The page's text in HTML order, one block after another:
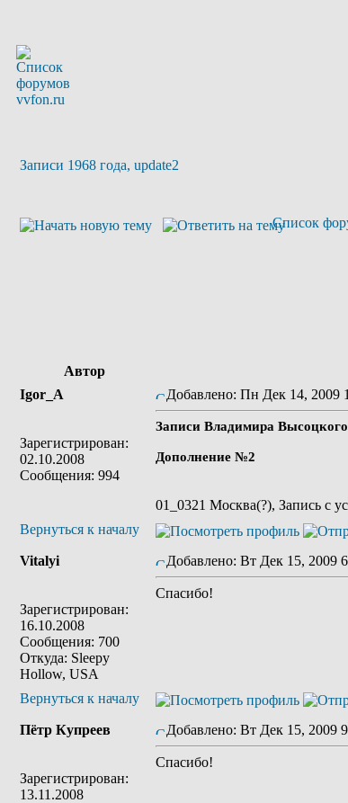
Записи 1968 года, update2
Список
Автор
Igor_A
Зарегистрирован:
02.10.2008
Сообщения: 994
Добавлено: Пн Дек 14, 2009
Записи Владимира Высоцкого
Дополнение №2
01_0321 Москва(?), Запись с
Вернуться к началу
Vitalyi
Зарегистрирован:
16.10.2008
Сообщения: 700
Откуда: Sleepy
Hollow, USA
Добавлено: Вт Дек 15, 2009
Спасибо!
Вернуться к началу
Пётр Купреев
Зарегистрирован:
13.11.2008
Добавлено: Вт Дек 15, 2009
Спасибо!